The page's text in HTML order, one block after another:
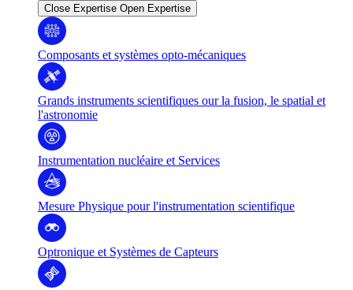
Close Expertise Open Expertise
Composants et systèmes opto-mécaniques
Grands instruments scientifiques our la fusion, le spatial et
l'astronomie
Instrumentation nucléaire et Services
Mesure Physique pour l'instrumentation scientifique
Optronique et Systèmes de Capteurs